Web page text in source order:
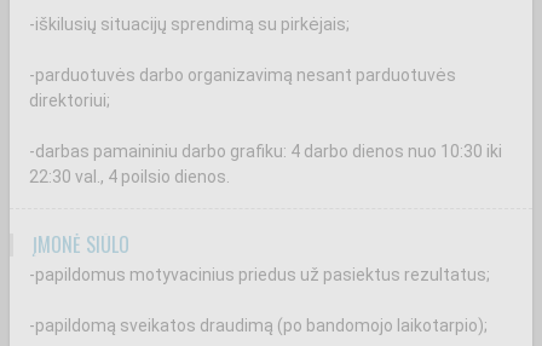
-iškilusių situacijų sprendimą su pirkėjais;
-parduotuvės darbo organizavimą nesant parduotuvės
direktoriui;
-darbas pamaininiu darbo grafiku: 4 darbo dienos nuo 10:30 iki
22:30 val., 4 poilsio dienos.
ĮMONĖ SIŪLO
-papildomus motyvacinius priedus už pasiektus rezultatus;
-papildomą sveikatos draudimą (po bandomojo laikotarpio);